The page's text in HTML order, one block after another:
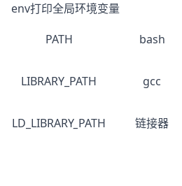
env打印全局环境变量
PATH
bash
LIBRARY_PATH gcc
LD_LIBRARY PATH 链接器